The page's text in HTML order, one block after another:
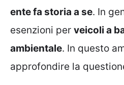
ente fa storia a se. In
esenzioni per veicoli a
ambientale. In questo
approfondire la